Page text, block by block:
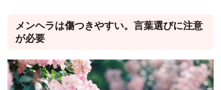
メンヘラは傷つきやすい。言葉選びに注意
が必要